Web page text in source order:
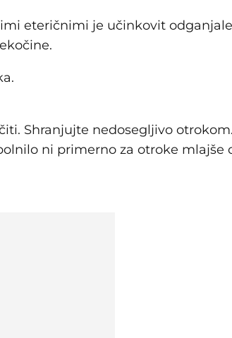
eteričnimi je učinkovit
Shranjujte nedosegljivo
ni primerno za otroke mlajše